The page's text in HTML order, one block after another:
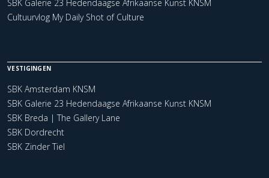
SBK Galerie 23 Hedendaagse Afrikaanse Kunst KNSM
Cultuurvlog My Daily Shot of Culture
VESTIGINGEN
SBK Amsterdam KNSM
SBK Galerie 23 Hedendaagse Afrikaanse Kunst KNSM
SBK Breda | The Gallery Lane
SBK Dordrecht
SBK Zinder Tiel